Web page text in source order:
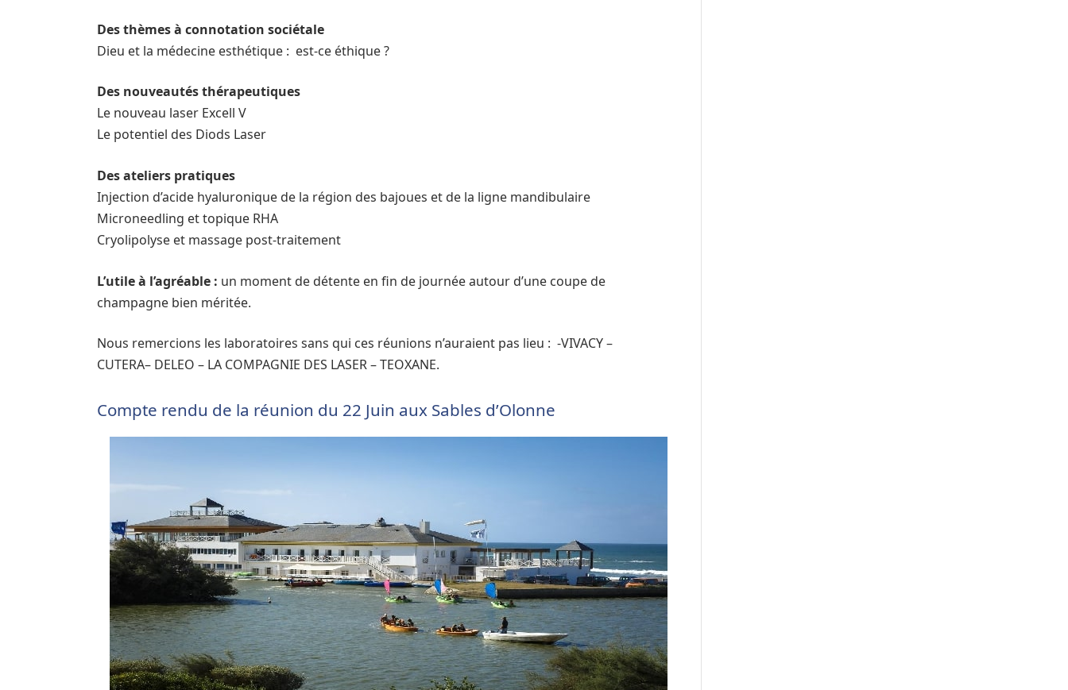
Des thèmes à connotation sociétale
Dieu et la médecine esthétique : est-ce éthique ?
Des nouveautés thérapeutiques
Le nouveau laser Excell V
Le potentiel des Diods Laser
Des ateliers pratiques
Injection d’acide hyaluronique de la région des bajoues et de la ligne mandibulaire
Microneedling et topique RHA
Cryolipolyse et massage post-traitement
L’utile à l’agréable : un moment de détente en fin de journée autour d’une coupe de
champagne bien méritée.
Nous remercions les laboratoires sans qui ces réunions n’auraient pas lieu : -VIVACY –
CUTERA– DELEO – LA COMPAGNIE DES LASER – TEOXANE.
Compte rendu de la réunion du 22 Juin aux Sables d’Olonne